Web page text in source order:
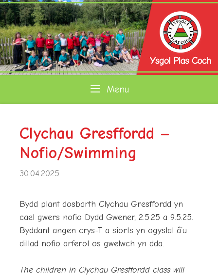
Skip
to
content
Menu
Clychau Gresffordd –
Nofio/Swimming
30.04.2025
Bydd plant dosbarth Clychau Gresffordd yn
cael gwers nofio Dydd Gwener, 2.5.25 a 9.5.25.
Byddant angen crys-T a siorts yn ogystal â’u
dillad nofio arferol os gwelwch yn dda.
The children in Clychau Gresffordd class will